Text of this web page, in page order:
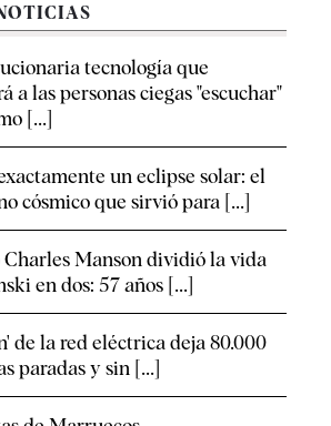
tecnología que
a las personas ciegas "escuchar"
[...]
un eclipse solar: el
cósmico que sirvió para [...]
Charles Manson dividió la vida
en dos: 57 años [...]
de la red eléctrica deja 80.000
paradas y sin [...]